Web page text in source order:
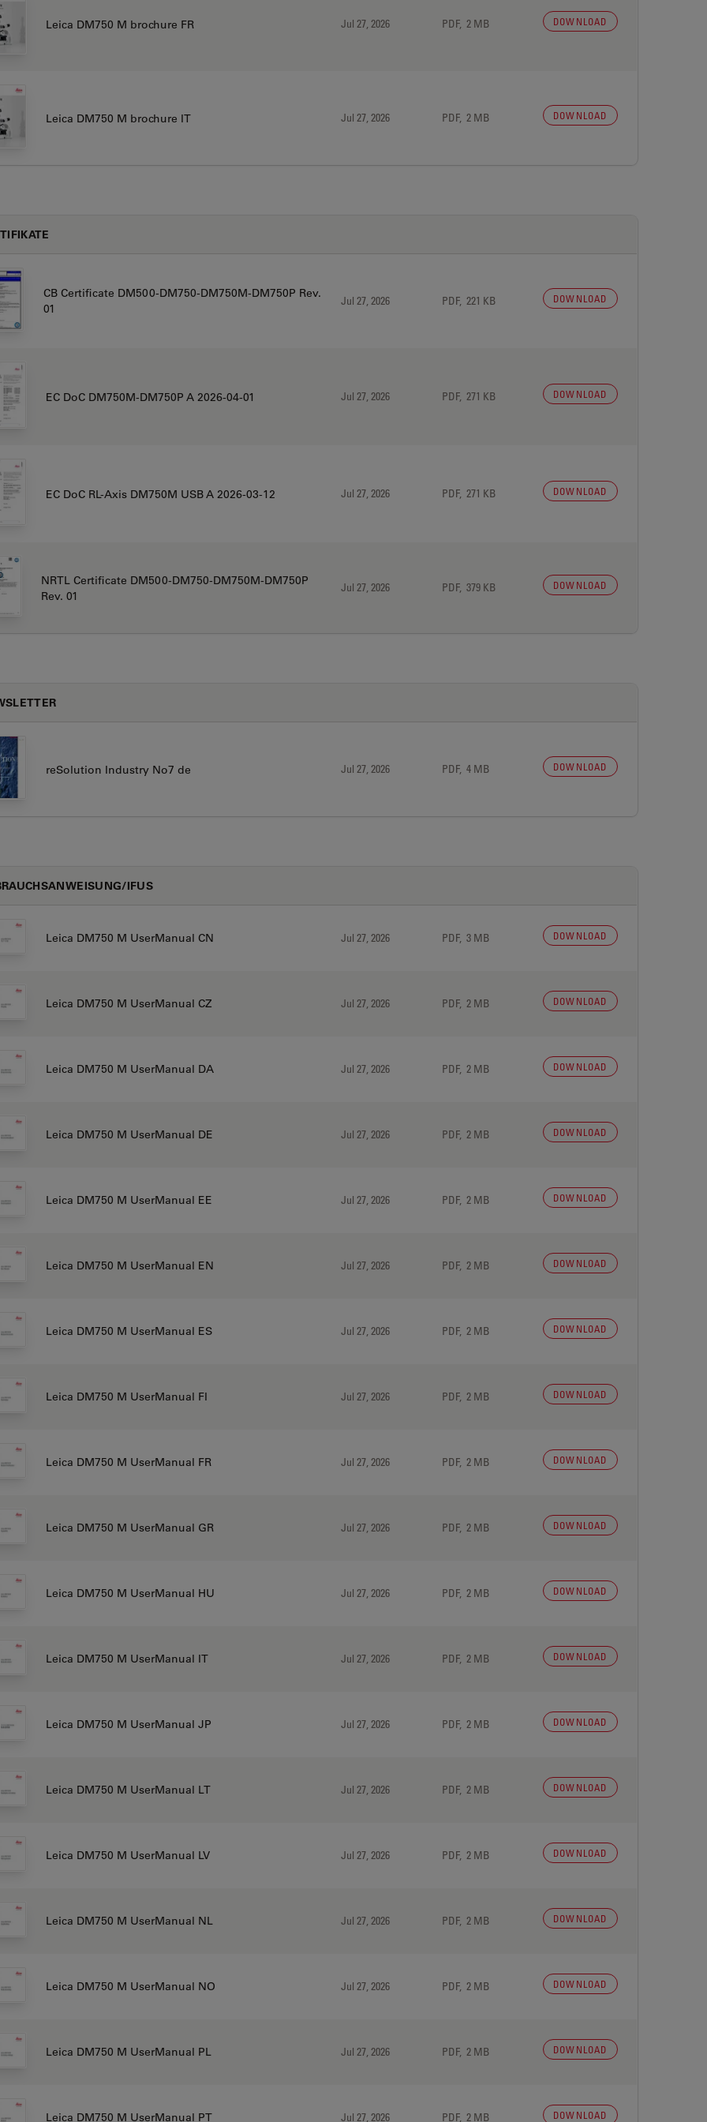
Leica DM750 M brochure FR Jul 27, 2026 PDF, 2 MB DOWNLOAD
Leica DM750 M brochure IT Jul 27, 2026 PDF, 2 MB DOWNLOAD
CB Certificate DM500-DM750-DM750M-DM750P Rev.
01
Jul 27, 2026 PDF, 221 KB DOWNLOAD
EC DoC DM750M-DM750P A 2026-04-01 Jul 27, 2026 PDF, 271 KB DOWNLOAD
EC DoC RL-Axis DM750M USB A 2026-03-12 Jul 27, 2026 PDF, 271 KB DOWNLOAD
NRTL Certificate DM500-DM750-DM750M-DM750P
Rev. 01
Jul 27, 2026 PDF, 379 KB DOWNLOAD
reSolution Industry No7 de Jul 27, 2026 PDF, 4 MB DOWNLOAD
IFUS
Leica DM750 M UserManual CN Jul 27, 2026 PDF, 3 MB DOWNLOAD
Leica DM750 M UserManual CZ Jul 27, 2026 PDF, 2 MB DOWNLOAD
Leica DM750 M UserManual DA Jul 27, 2026 PDF, 2 MB DOWNLOAD
Leica DM750 M UserManual DE Jul 27, 2026 PDF, 2 MB DOWNLOAD
Leica DM750 M UserManual EE Jul 27, 2026 PDF, 2 MB DOWNLOAD
Leica DM750 M UserManual EN Jul 27, 2026 PDF, 2 MB DOWNLOAD
Leica DM750 M UserManual ES Jul 27, 2026 PDF, 2 MB DOWNLOAD
Leica DM750 M UserManual FI Jul 27, 2026 PDF, 2 MB DOWNLOAD
Leica DM750 M UserManual FR Jul 27, 2026 PDF, 2 MB DOWNLOAD
Leica DM750 M UserManual GR Jul 27, 2026 PDF, 2 MB DOWNLOAD
Leica DM750 M UserManual HU Jul 27, 2026 PDF, 2 MB DOWNLOAD
Leica DM750 M UserManual IT Jul 27, 2026 PDF, 2 MB DOWNLOAD
Leica DM750 M UserManual JP Jul 27, 2026 PDF, 2 MB DOWNLOAD
Leica DM750 M UserManual LT Jul 27, 2026 PDF, 2 MB DOWNLOAD
Leica DM750 M UserManual LV Jul 27, 2026 PDF, 2 MB DOWNLOAD
Leica DM750 M UserManual NL Jul 27, 2026 PDF, 2 MB DOWNLOAD
Leica DM750 M UserManual NO Jul 27, 2026 PDF, 2 MB DOWNLOAD
Leica DM750 M UserManual PL Jul 27, 2026 PDF, 2 MB DOWNLOAD
Leica DM750 M UserManual PT Jul 27, 2026 PDF, 2 MB DOWNLOAD